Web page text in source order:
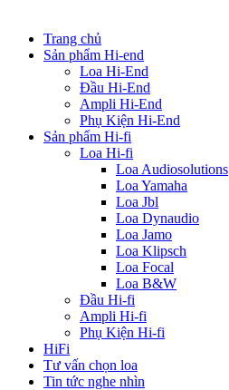
Trang chủ
Sản phẩm Hi-end
Loa Hi-End
Đầu Hi-End
Ampli Hi-End
Phụ Kiện Hi-End
Sản phẩm Hi-fi
Loa Hi-fi
Loa Audiosolutions
Loa Yamaha
Loa Jbl
Loa Dynaudio
Loa Jamo
Loa Klipsch
Loa Focal
Loa B&W
Đầu Hi-fi
Ampli Hi-fi
Phụ Kiện Hi-fi
HiFi
Tư vấn chọn loa
Tin tức nghe nhìn